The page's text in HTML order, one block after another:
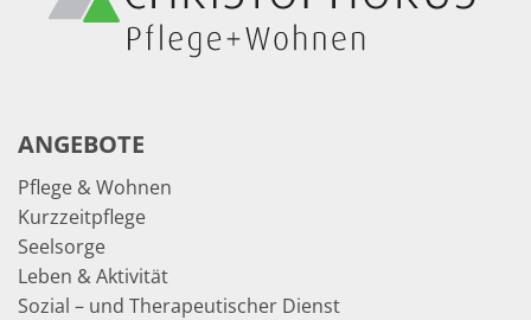
ANGEBOTE
Pflege & Wohnen
Kurzzeitpflege
Seelsorge
Leben & Aktivität
Sozial – und Therapeutischer Dienst